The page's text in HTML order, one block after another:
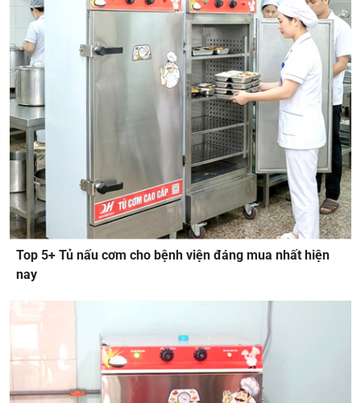
Top 5+ Tủ nấu cơm cho bệnh viện đáng mua nhất hiện
nay